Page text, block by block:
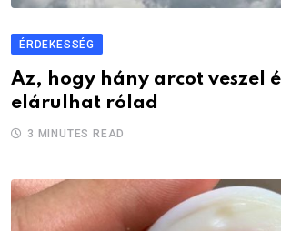
ÉRDEKESSÉG
Az, hogy hány arcot veszel
elárulhat rólad
3 MINUTES READ